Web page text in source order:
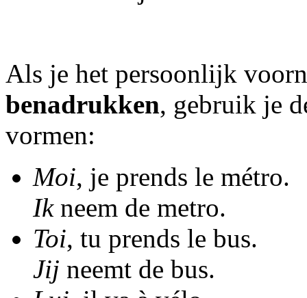
Als je het persoonlijk
benadrukken, gebruik je
vormen:
Moi, je prends le métro.
Ik neem de metro.
Toi, tu prends le bus.
Jij neemt de bus.